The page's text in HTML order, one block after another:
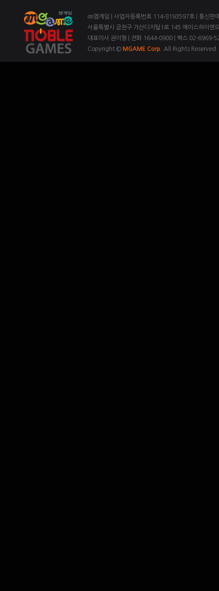
㈜엠게임 | 사업자등록번호 114-8193597호 | 통신판
서울특별시 금천구 가산디지털1로 145 에이스하이엔
대표이사 권이형 | 전화 1644-0900 | 팩스 02-6969-
Copyright © MGAME Corp . All Rights Reserved.